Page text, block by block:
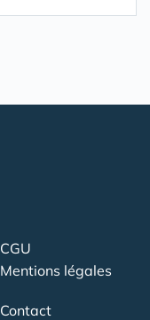
CGU
Mentions légales
Contact